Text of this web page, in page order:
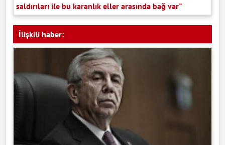
saldırıları ile bu karanlık eller arasında bağ var"
İlişkili haber: